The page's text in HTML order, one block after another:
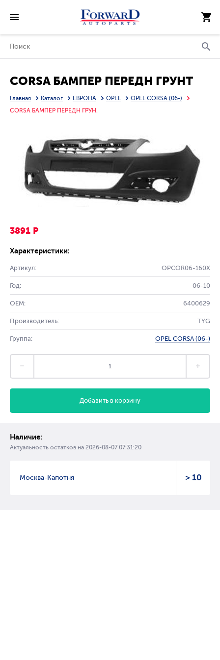
CORSA БАМПЕР ПЕРЕДН ГРУНТ
Главная Каталог ЕВРОПА OPEL
OPEL CORSA (06-)
CORSA БАМПЕР ПЕРЕДН ГРУН.
3891 Р
Характеристики:
Артикул: OPCOR06-160X
Год: 06-10
OEM: 6400629
Производитель: TYG
Группа: OPEL CORSA (06-)
Добавить в корзину
Наличие:
Актуальность остатков на 2026-08-07 07:31:20
Москва-Капотня > 10